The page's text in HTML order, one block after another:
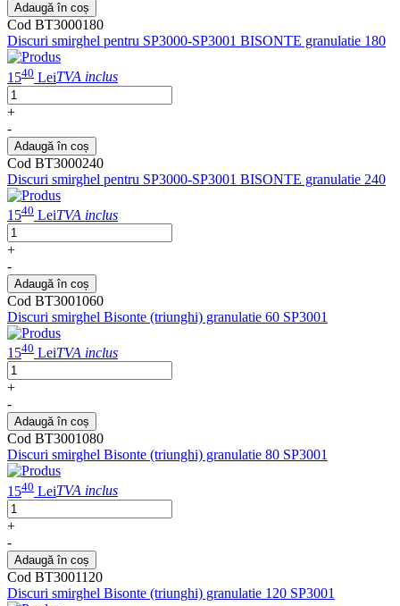
Adaugă în coș
Cod BT3000180
Discuri smirghel pentru SP3000-SP3001 BISONTE granulatie 180
1540 LeiTVA inclus
+
-
Adaugă în coș
Cod BT3000240
Discuri smirghel pentru SP3000-SP3001 BISONTE granulatie 240
1540 LeiTVA inclus
+
-
Adaugă în coș
Cod BT3001060
Discuri smirghel Bisonte (triunghi) granulatie 60 SP3001
1540 LeiTVA inclus
+
-
Adaugă în coș
Cod BT3001080
Discuri smirghel Bisonte (triunghi) granulatie 80 SP3001
1540 LeiTVA inclus
+
-
Adaugă în coș
Cod BT3001120
Discuri smirghel Bisonte (triunghi) granulatie 120 SP3001